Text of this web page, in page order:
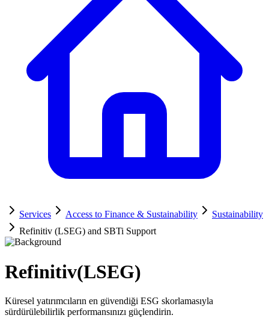
Services Access to Finance & Sustainability
Sustainability
Refinitiv (LSEG) and SBTi Support
Refinitiv(LSEG)
Küresel yatırımcıların en güvendiği ESG skorlamasıyla
sürdürülebilirlik performansınızı güçlendirin.